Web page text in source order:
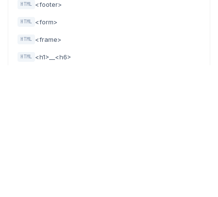
HTML <footer>
HTML <form>
HTML <frame>
HTML <h1>__<h6>